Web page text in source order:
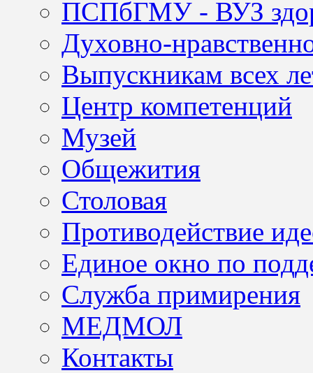
ПСПбГМУ - ВУЗ
Духовно-
Выпускникам всех
Центр компетенций
Музей
Общежития
Столовая
Противодействие
Единое окно по
Служба примирения
МЕДМОЛ
Контакты